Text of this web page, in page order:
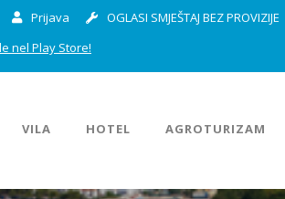
Prijava OGLASI SMJEŠTAJ BEZ PROVIZIJE
nel Play Store!
VILA HOTEL AGROTURIZAM